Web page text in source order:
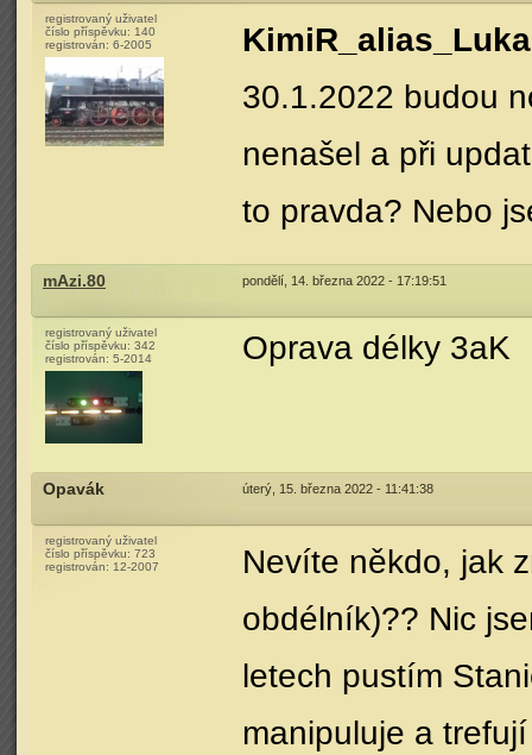
registrovaný uživatel
číslo příspěvku: 140
registrován: 6-2005
30.1.2022 budou
nenašel a při
to pravda? Nebo
mAzi.80 pondělí, 14. března 2022 - 17:19:51
registrovaný uživatel
číslo příspěvku: 342
registrován: 5-2014 Oprava délky 3aK
Opavák úterý, 15. března 2022 - 11:41:38
registrovaný uživatel
číslo příspěvku: 723
registrován: 12-2007
Nevíte někdo, jak
obdélník)?? Nic
letech pustím
manipuluje a